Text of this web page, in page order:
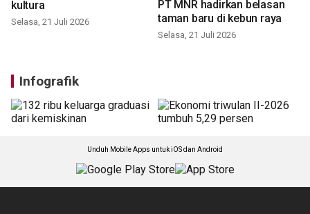
Pajak marketplace: Bukan
aturan baru
Lomba kicau bikin burung
liar punah? ini kata Burung
Indonesia
Ini cara kebun raya dekatkan
budaya ke Gen Z lewat
PT MNR hadirkan belasan
Selasa, 21 Juli 2026